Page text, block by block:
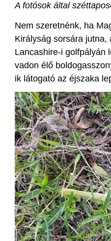
A fotósok által
Nem szeretnénk, ha
Királyság sorsára jutna,
Lancashire-i golfpályán
vadon élő
ik látogató az éjszaka